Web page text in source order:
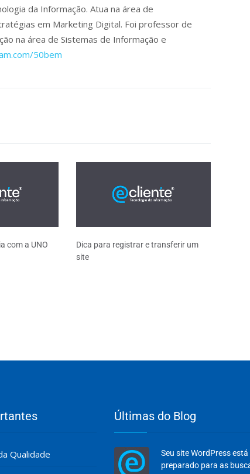
da Informação. Atua na área de
em Marketing Digital. Foi professor de
na área de Sistemas de Informação e
50bem
com a UNO
Dica para registrar e transferir um
site
Qualidade
Últimas do Blog
Seu site WordPress está
preparado para as